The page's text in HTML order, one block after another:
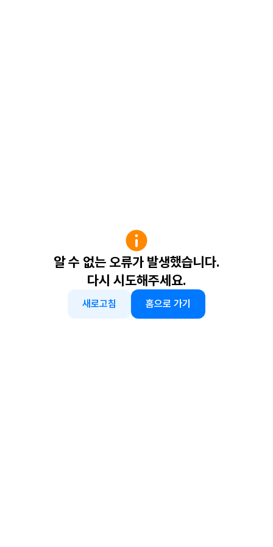
알 수 없는 오류가 발생했습니다.
다시 시도해주세요.
새로고침 홈으로 가기